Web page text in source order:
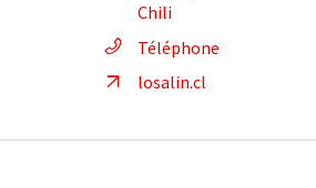
Chili
Téléphone
losalin.cl